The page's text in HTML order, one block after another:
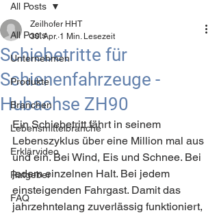
All Posts
Unternehmen
Produkte
Branchen
Lebensmittelbranche
Erklärvideo
Ratgeber
FAQ
All Posts
Schiebetritte für
Schienenfahrzeuge -
Hubachse ZH90
Zeilhofer HHT
30. Apr. 1 Min. Lesezeit
Ein Schiebetritt fährt in seinem
Lebenszyklus über eine Million mal aus
und ein. Bei Wind, Eis und Schnee. Bei
jedem einzelnen Halt. Bei jedem
einsteigenden Fahrgast. Damit das
jahrzehntelang zuverlässig funktioniert,